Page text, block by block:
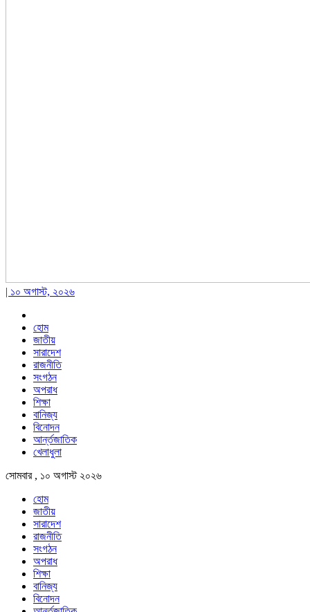
| ১০ অগাস্ট, ২০২৬
হোম
জাতীয়
সারাদেশ
রাজনীতি
সংগঠন
অপরাধ
শিক্ষা
বানিজ্য
বিনোদন
আর্ন্তজাতিক
খেলাধুলা
সোমবার , ১০ অগাস্ট ২০২৬
হোম
জাতীয়
সারাদেশ
রাজনীতি
সংগঠন
অপরাধ
শিক্ষা
বানিজ্য
বিনোদন